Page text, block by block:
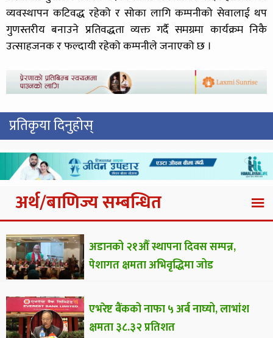
व्यवस्थापन कटिवद्ध रहेको र सोका लागि कम्पनीको सेवालाई थप
गुणस्तरीय बनाउने प्रतिवद्धता व्यक्त गर्दै समग्रमा कार्यक्रम निकै
उत्साहजनक र फल्दायी रहेको कम्पनीले जनाएको छ ।
प्रतिकृया दिनुहोस्
अर्थ/बाणिज्य सम्बन्धित
अडानको २१औँ स्थापना दिवस सम्पन्न,
पेशागत क्षमता अभिवृद्धिमा जोड
एभरेष्ट बैंकको नाफा ५ अर्ब नाघ्यो, लाभांश
क्षमता ३८.३२ प्रतिशत